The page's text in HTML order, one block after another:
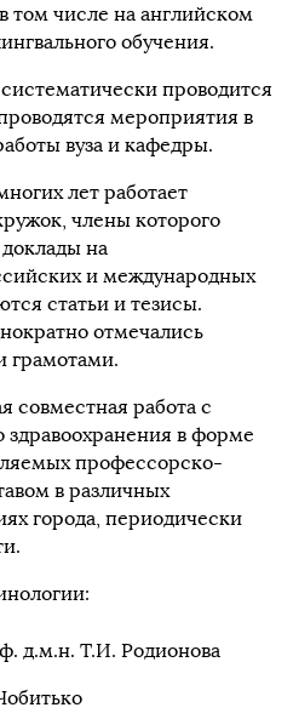
том числе на английском
обучения.
проводится
мероприятия в
вуза и кафедры.
лет работает
члены которого
на
и международных
статьи и тезисы.
отмечались
грамотами.
совместная работа с
здравоохранения в форме
профессорско-
в различных
города, периодически
д.м.н. Т.И. Родионова